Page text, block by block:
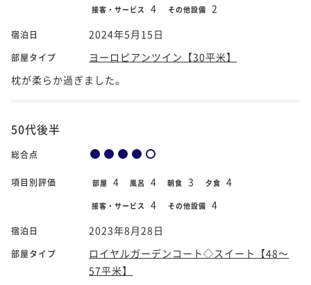
接客・サービス 4 その他設備 2
宿泊日 2024年5月15日
部屋タイプ
ヨーロピアンツイン【30平米】
枕が柔らか過ぎました。
50代後半
総合点
項目別評価 部屋 4 風呂 4 朝食 3 夕食 4
接客・サービス 4 その他設備 4
宿泊日 2023年8月28日
部屋タイプ
ロイヤルガーデンコート◇スイート【48～
57平米】